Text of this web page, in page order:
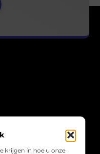
krijgen in hoe u onze